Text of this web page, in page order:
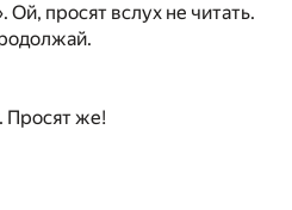
Ой, просят вслух не читать.
Просят же!